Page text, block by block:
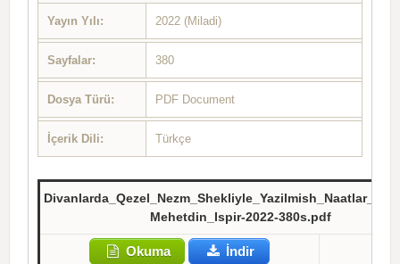
Yayın Yılı: 2022 (Miladi)
Sayfalar: 380
Dosya Türü: PDF Document
İçerik Dili: Türkçe
Mehetdin_Ispir-2022-380s.pdf
Okuma İndir